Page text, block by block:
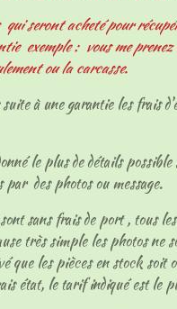
seront acheté pour
exemple : vous me
ou la carcasse.
à une garantie les frais
le plus de détails possible
par des photos ou message.
sans frais de port , tous
très simple les photos ne
que les pièces en stock soit
état, le tarif indiqué est le